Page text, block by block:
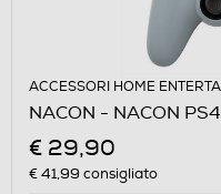
ACCESSORI HOME
NACON - NACON
€ 29,90
€ 41,99 consigliato